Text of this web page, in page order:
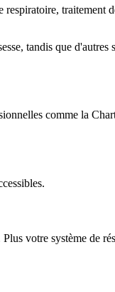
traitement
tandis que d'autres
comme la
votre système de